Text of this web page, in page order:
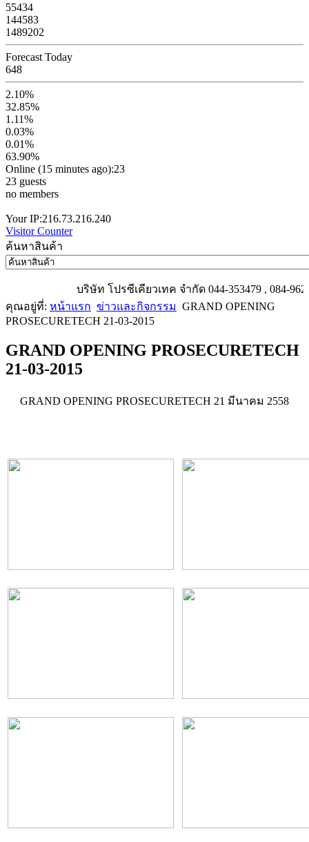
55434
144583
1489202
Forecast Today
648
2.10%
32.85%
1.11%
0.03%
0.01%
63.90%
Online (15 minutes ago):23
23 guests
no members
Your IP:216.73.216.240
Visitor Counter
ค้นหาสินค้า
บริษัท โปรซีเคียวเทค จำกัด 044-353479 , 084-9626006
คุณอยู่ที่: หน้าแรก ข่าวและกิจกรรม GRAND OPENING
PROSECURETECH 21-03-2015
GRAND OPENING PROSECURETECH
21-03-2015
GRAND OPENING PROSECURETECH 21 มีนาคม 2558